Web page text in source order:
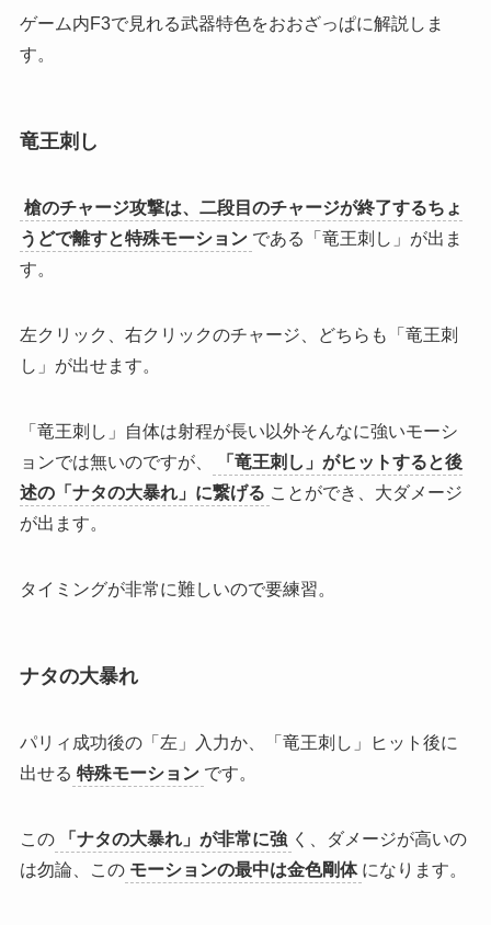
ゲーム内F3で見れる武器特色をおおざっぱに解説しま
す。
竜王刺し
槍のチャージ攻撃は、二段目のチャージが終了するちょ
うどで離すと特殊モーション である「竜王刺し」が出ま
す。
左クリック、右クリックのチャージ、どちらも「竜王刺
し」が出せます。
「竜王刺し」自体は射程が長い以外そんなに強いモーシ
ョンでは無いのですが、
「竜王刺し」がヒットすると後
述の「ナタの大暴れ」に繋げる ことができ、大ダメージ
が出ます。
タイミングが非常に難しいので要練習。
ナタの大暴れ
パリィ成功後の「左」入力か、 「竜王刺し」ヒット後に
出せる 特殊モーション です。
この 「ナタの大暴れ」が非常に強 く、ダメージが高いの
は勿論、この モーションの最中は金色剛体 になります。